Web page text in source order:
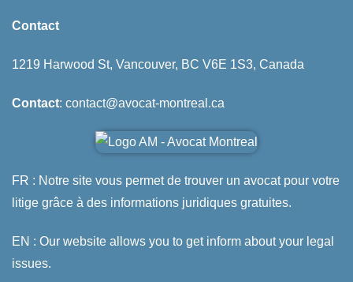
Contact
1219 Harwood St, Vancouver, BC V6E 1S3, Canada
Contact: contact@avocat-montreal.ca
FR : Notre site vous permet de trouver un avocat pour votre
litige grâce à des informations juridiques gratuites.
EN : Our website allows you to get inform about your legal
issues.